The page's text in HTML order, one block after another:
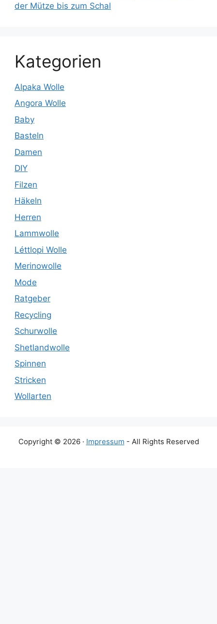
der Mütze bis zum Schal
Kategorien
Alpaka Wolle
Angora Wolle
Baby
Basteln
Damen
DIY
Filzen
Häkeln
Herren
Lammwolle
Léttlopi Wolle
Merinowolle
Mode
Ratgeber
Recycling
Schurwolle
Shetlandwolle
Spinnen
Stricken
Wollarten
Copyright © 2026 · Impressum - All Rights Reserved